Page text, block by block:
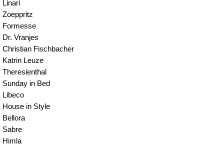
Linari
Zoeppritz
Formesse
Dr. Vranjes
Christian Fischbacher
Katrin Leuze
Theresienthal
Sunday in Bed
Libeco
House in Style
Bellora
Sabre
Himla